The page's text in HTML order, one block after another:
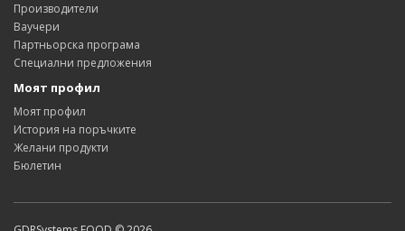
Производители
Ваучери
Партньорска програма
Специални предложения
Моят профил
Моят профил
История на поръчките
Желани продукти
Бюлетин